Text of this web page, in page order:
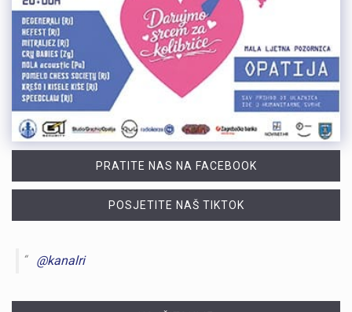
PRATITE NAS NA FACEBOOK
POSJETITE NAŠ TIKTOK
@kanalri